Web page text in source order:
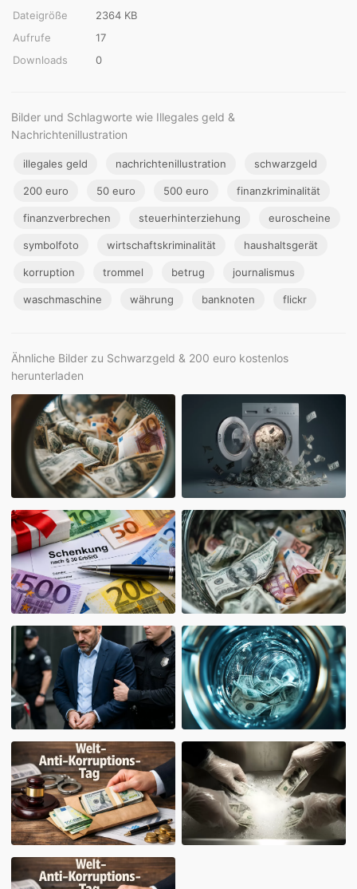
Dateigröße
2364 KB
Aufrufe
17
Downloads
0
Bilder und Schlagworte wie Illegales geld &
Nachrichtenillustration
illegales geld nachrichtenillustration schwarzgeld
200 euro 50 euro 500 euro finanzkriminalität
finanzverbrechen steuerhinterziehung euroscheine
symbolfoto wirtschaftskriminalität haushaltsgerät
korruption trommel betrug journalismus
waschmaschine währung banknoten flickr
Ähnliche Bilder zu Schwarzgeld & 200 euro kostenlos
herunterladen